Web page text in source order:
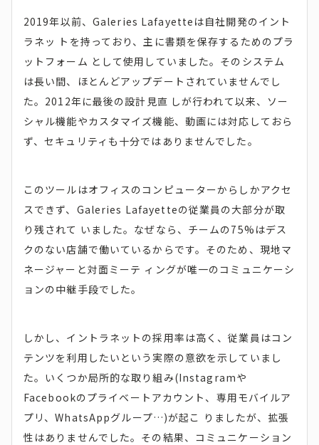
2019年以前、Galeries Lafayetteは自社開発のイント
ラネッ トを持っており、主に書類を保存するためのプラ
ットフォーム として使用していました。そのシステム
は長い間、ほとんどアップデートされていませんでし
た。2012年に最後の設計見直 しが行われて以来、ソー
シャル機能やカスタマイズ機能、動画には対応しておら
ず、セキュリティも十分ではありませんでした。
このツールはオフィスのコンピューターからしかアクセ
スできず、Galeries Lafayetteの従業員の大部分が取
り残されて いました。なぜなら、チームの75%はデス
クのない店舗で働いているからです。そのため、現地マ
ネージャーと対面ミーテ ィングが唯一のコミュニケーシ
ョンの中継手段でした。
しかし、イントラネットの採用率は高く、従業員はコン
テンツを利用したいという実際の意欲を示していまし
た。いくつか局所的な取り組み(Instagramや
Facebookのプライベートアカウント、専用モバイルア
プリ、WhatsAppグループ…)が起こ りましたが、拡張
性はありませんでした。その結果、コミュニケーション